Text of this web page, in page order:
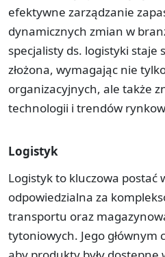
efektywne zarządzanie
dynamicznych zmian w
specjalisty ds. logistyki staje
złożona, wymagając nie
organizacyjnych, ale także
technologii i trendów
Logistyk
Logistyk to kluczowa postać
odpowiedzialna za
transportu oraz
tytoniowych. Jego głównym